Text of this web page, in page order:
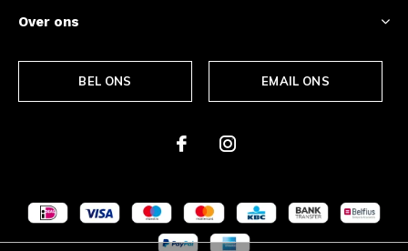
Over ons
BEL ONS EMAIL ONS